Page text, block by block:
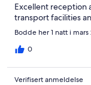
Excellent reception
transport facilities
Bodde her 1 natt i
0
Verifisert anmeldelse